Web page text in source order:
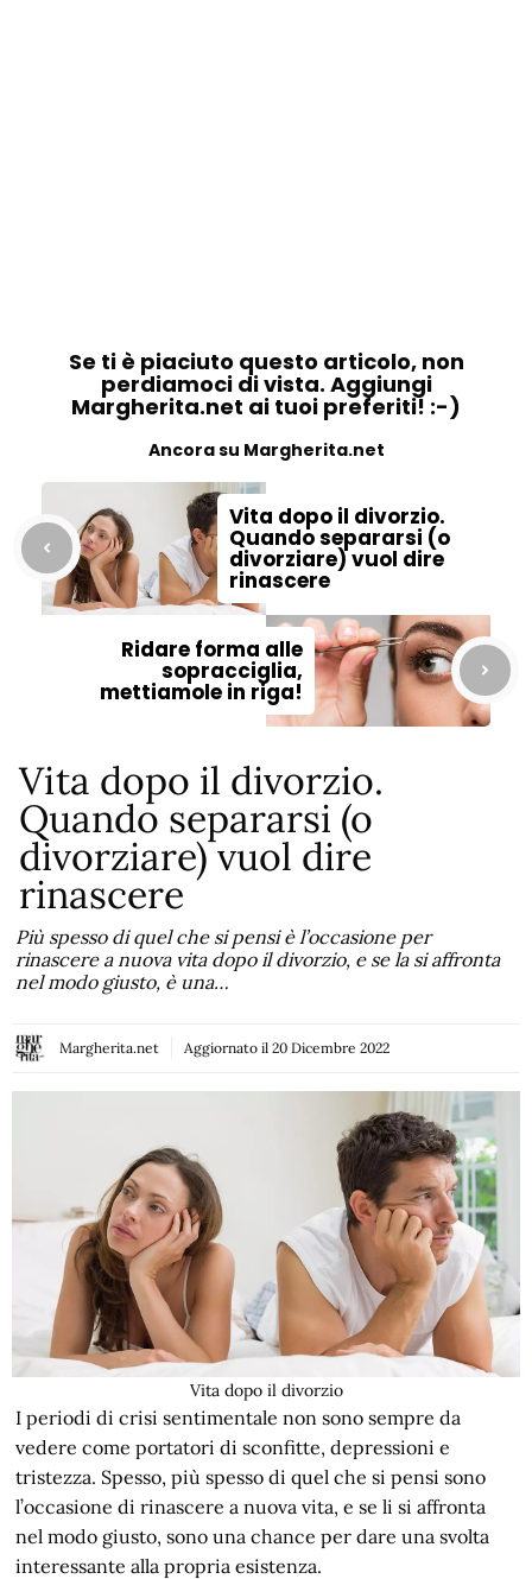
Se ti è piaciuto questo articolo, non
perdiamoci di vista. Aggiungi
Margherita.net ai tuoi preferiti! :-)
Ancora su Margherita.net
Vita dopo il divorzio.
Quando separarsi (o
divorziare) vuol dire
rinascere
Ridare forma alle
sopracciglia,
mettiamole in riga!
Vita dopo il divorzio.
Quando separarsi (o
divorziare) vuol dire
rinascere
Più spesso di quel che si pensi è l’occasione per
rinascere a nuova vita dopo il divorzio, e se la si affronta
nel modo giusto, è una…
Margherita.net Aggiornato il 20 Dicembre 2022
Vita dopo il divorzio
I periodi di crisi sentimentale non sono sempre da
vedere come portatori di sconfitte, depressioni e
tristezza. Spesso, più spesso di quel che si pensi sono
l’occasione di rinascere a nuova vita, e se li si affronta
nel modo giusto, sono una chance per dare una svolta
interessante alla propria esistenza.